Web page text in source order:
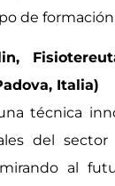
de formación
Italia)
técnica
del
al